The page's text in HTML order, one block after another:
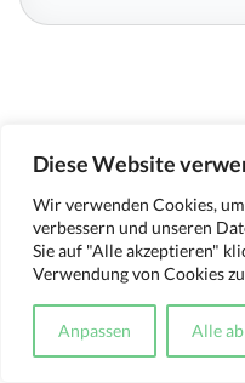
Diese Website
Wir verwenden Cookies,
verbessern und unseren
Sie auf "Alle akzeptieren"
Verwendung von Cookies
Anpassen Alle
Kontakt